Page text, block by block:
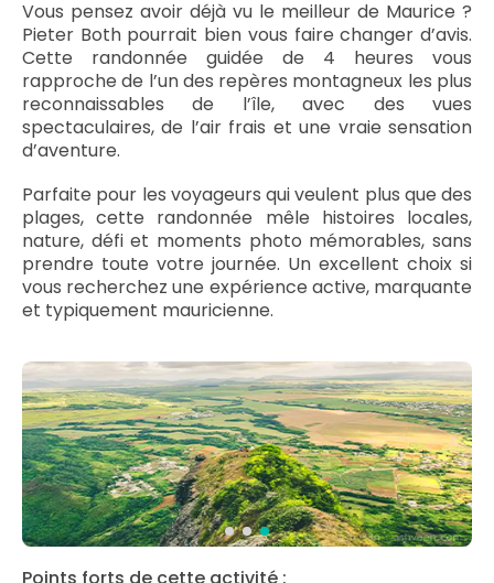
Vous pensez avoir déjà vu le meilleur de Maurice ?
Pieter Both pourrait bien vous faire changer d’avis.
Cette randonnée guidée de 4 heures vous
rapproche de l’un des repères montagneux les plus
reconnaissables de l’île, avec des vues
spectaculaires, de l’air frais et une vraie sensation
d’aventure.
Parfaite pour les voyageurs qui veulent plus que des
plages, cette randonnée mêle histoires locales,
nature, défi et moments photo mémorables, sans
prendre toute votre journée. Un excellent choix si
vous recherchez une expérience active, marquante
et typiquement mauricienne.